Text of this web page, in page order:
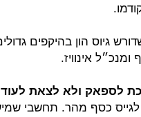
גיוס הון בהיקפים
אינוויז.
ולא לצאת לעוד
כסף מהר. תחשבי